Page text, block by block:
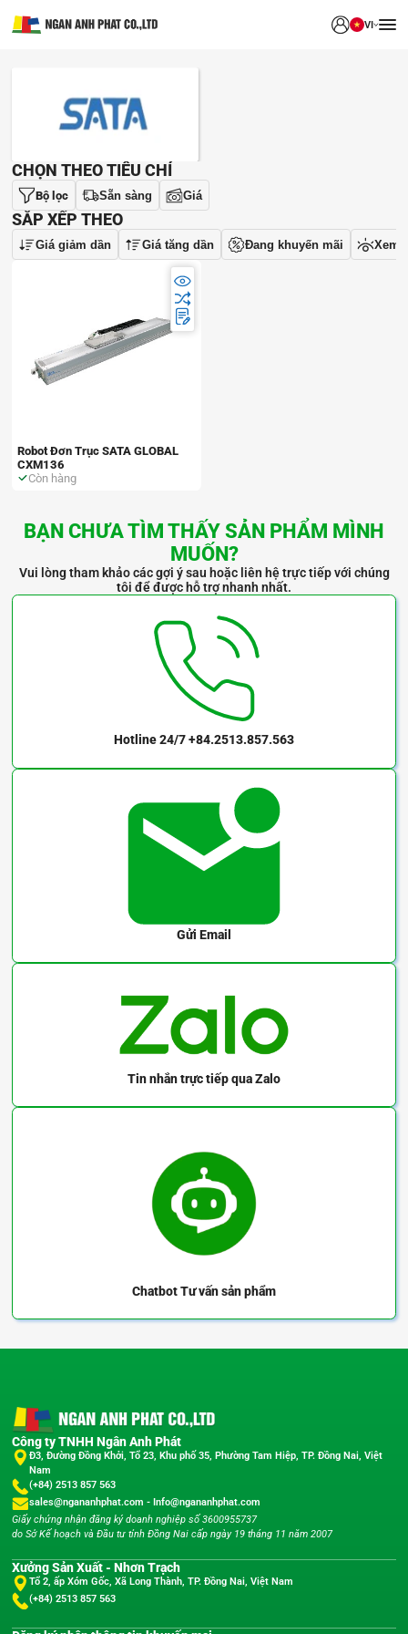
VI
CHỌN THEO TIÊU CHÍ
Bộ lọc Sẵn sàng Giá
SẮP XẾP THEO
Giá giảm dần Giá tăng dần Đang khuyến mãi Xem
Robot Đơn Trục SATA GLOBAL
CXM136
Còn hàng
BẠN CHƯA TÌM THẤY SẢN PHẨM MÌNH
MUỐN?
Vui lòng tham khảo các gợi ý sau hoặc liên hệ trực tiếp với chúng
tôi để được hỗ trợ nhanh nhất.
Hotline 24/7+84.2513.857.563
Gửi Email
Tin nhắn trực tiếpqua Zalo
ChatbotTư vấn sản phẩm
Công ty TNHH Ngân Anh Phát
Đ3, Đường Đồng Khởi, Tổ 23, Khu phố 35, Phường Tam Hiệp, TP. Đồng Nai, Việt
Nam
(+84) 2513 857 563
sales@ngananhphat.com - Info@ngananhphat.com
Giấy chứng nhận đăng ký doanh nghiệp số 3600955737
do Sở Kế hoạch và Đầu tư tỉnh Đồng Nai cấp ngày 19 tháng 11 năm 2007
Xưởng Sản Xuất - Nhơn Trạch
Tổ 2, ấp Xóm Gốc, Xã Long Thành, TP. Đồng Nai, Việt Nam
(+84) 2513 857 563